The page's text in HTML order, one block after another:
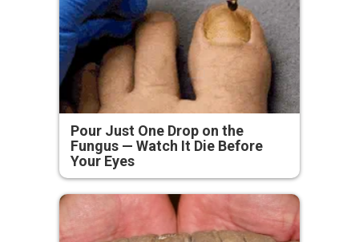
Pour Just One Drop on the
Fungus — Watch It Die Before
Your Eyes